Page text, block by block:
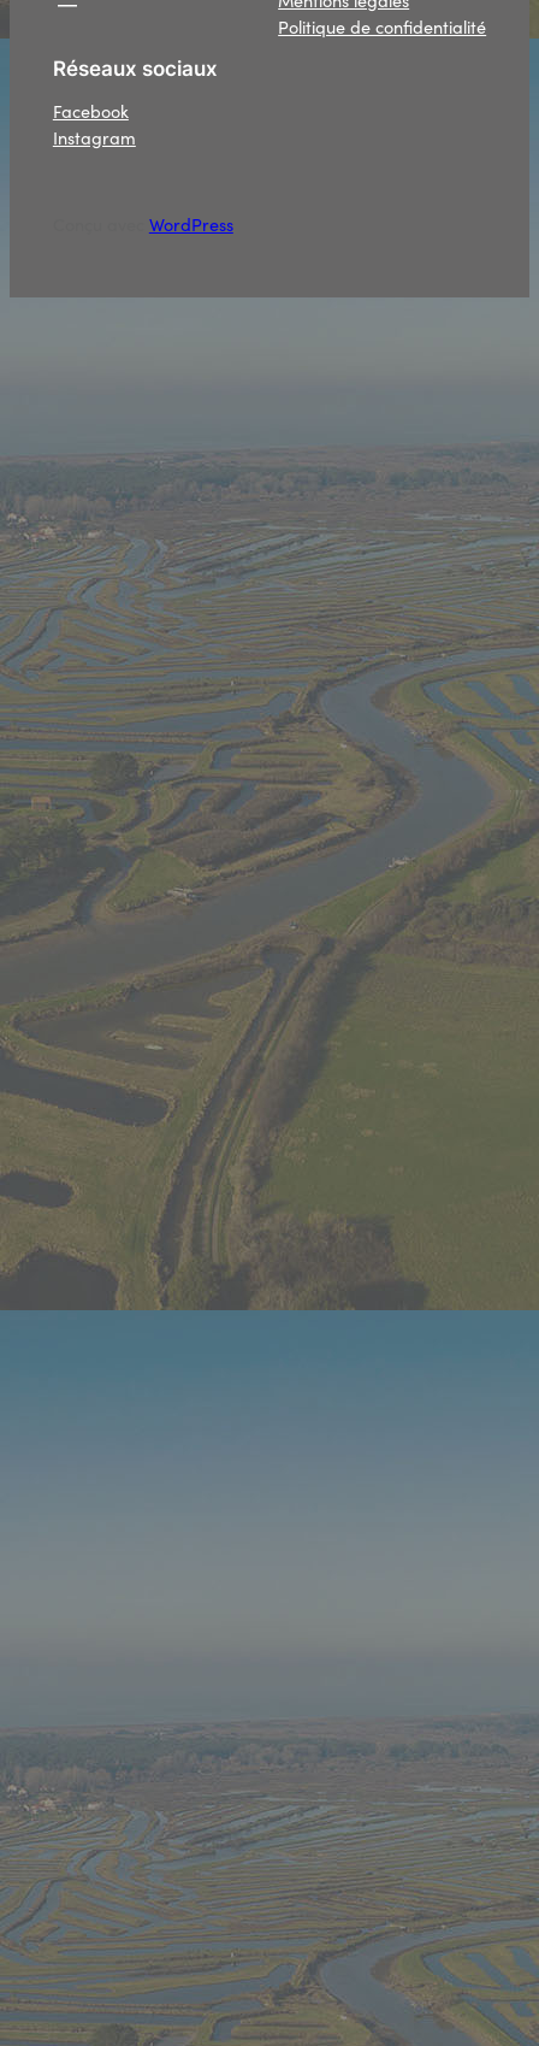
Politique de confidentialité
Réseaux sociaux
Facebook
Instagram
WordPress